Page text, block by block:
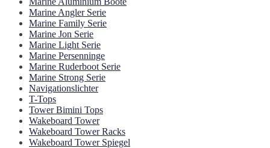
Marine Angler Serie
Marine Family Serie
Marine Jon Serie
Marine Light Serie
Marine Persenninge
Marine Ruderboot Serie
Marine Strong Serie
Navigationslichter
T-Tops
Tower Bimini Tops
Wakeboard Tower
Wakeboard Tower Racks
Wakeboard Tower Spiegel